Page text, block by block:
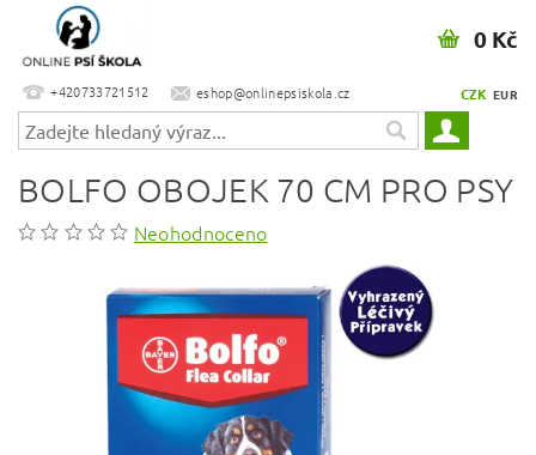
+420733721512 eshop@onlinepsiskola.cz CZK EUR
0 Kč
BOLFO OBOJEK 70 CM PRO PSY
Neohodnoceno